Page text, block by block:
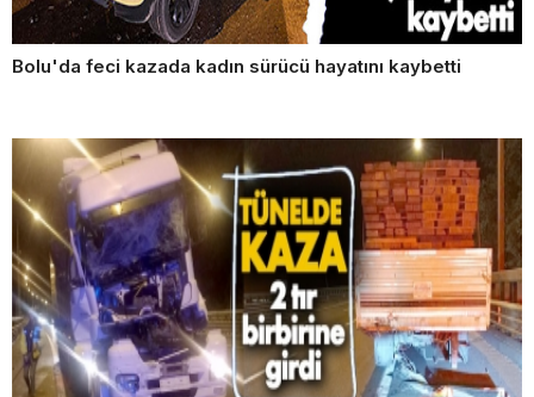
Bolu'da feci kazada kadın sürücü hayatını kaybetti